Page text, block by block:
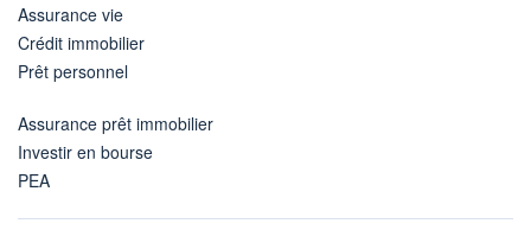
Assurance vie
Crédit immobilier
Prêt personnel
Assurance prêt immobilier
Investir en bourse
PEA